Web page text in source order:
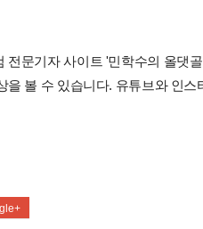
전문기자 사이트 '민학수의 올댓
을 볼 수 있습니다. 유튜브와 인